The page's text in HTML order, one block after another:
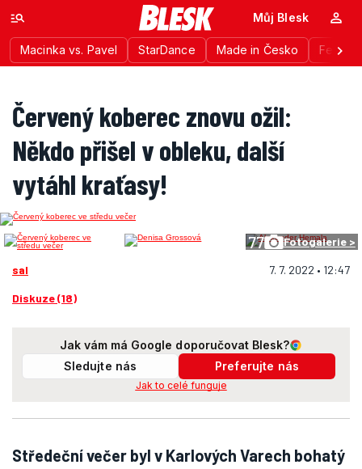
Macinka vs. Pavel StarDance Made in Česko
Můj Blesk
Červený koberec znovu ožil:
Někdo přišel v obleku, další
vytáhl kraťasy!
77 Fotogalerie >
sal 7. 7. 2022 • 12:47
Diskuze (18)
Jak vám má Google doporučovat Blesk?
Sledujte nás
Preferujte nás
Jak to celé funguje
Středeční večer byl v Karlových Varech bohatý